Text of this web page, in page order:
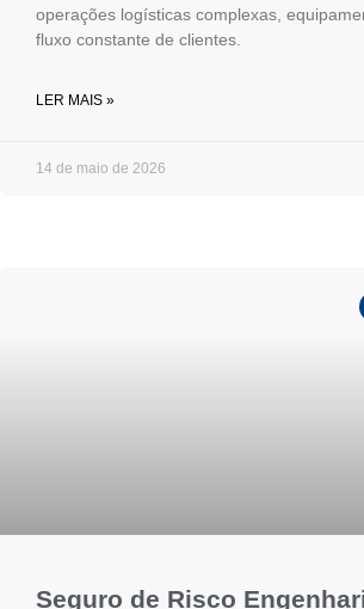
operações logísticas complexas,
fluxo constante de clientes.
LER MAIS »
14 de maio de 2026
Seguro de Risco